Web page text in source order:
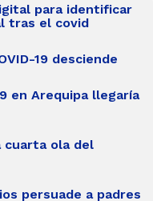
para identificar
tras el covid
19 desciende
en Arequipa llegaría
cuarta ola del
persuade a padres